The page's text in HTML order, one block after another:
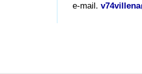
e-mail.